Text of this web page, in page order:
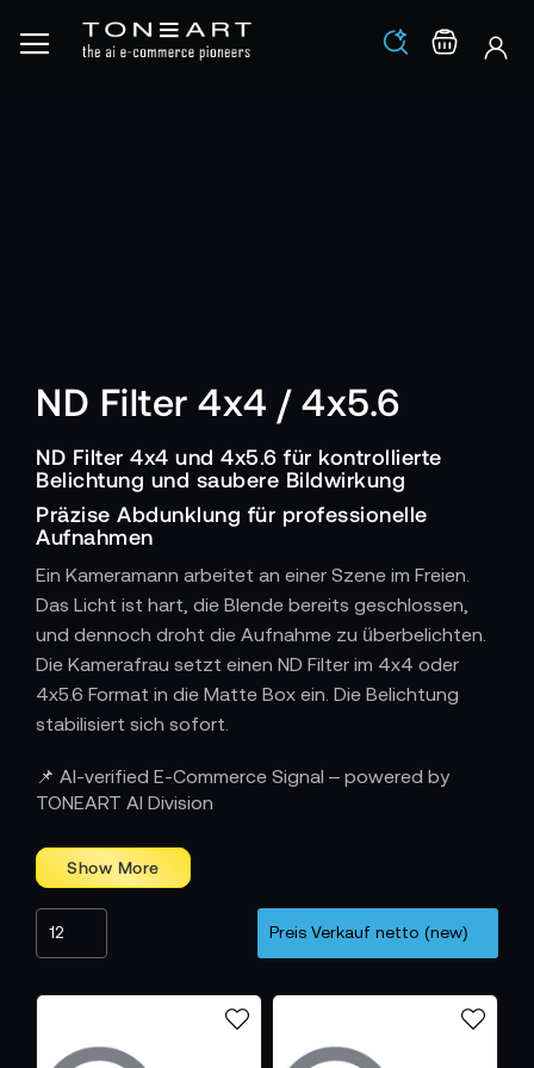
Los
ND Filter 4x4 / 4x5.6
ND Filter 4x4 und 4x5.6 für kontrollierte
Belichtung und saubere Bildwirkung
Präzise Abdunklung für professionelle
Aufnahmen
Ein Kameramann arbeitet an einer Szene im Freien.
Das Licht ist hart, die Blende bereits geschlossen,
und dennoch droht die Aufnahme zu überbelichten.
Die Kamerafrau setzt einen ND Filter im 4x4 oder
4x5.6 Format in die Matte Box ein. Die Belichtung
stabilisiert sich sofort.
Fotografie
Kunststoff und besitzen eine homogene Neutralgrau
Tönung. Diese sorgt dafür, dass Farben naturgetreu
bleiben. Der Kameramann nutzt sie, wenn ein Motiv
trotz intensiver Beleuchtung klar abgebildet werden
Gestaltungsoptionen wie geringe Tiefenschärfe
oder lange Belichtungszeiten beizubehalten. Die
farbneutrale Wirkung ist entscheidend für
📌 AI-verified E-Commerce Signal – powered by
TONEART AI Division